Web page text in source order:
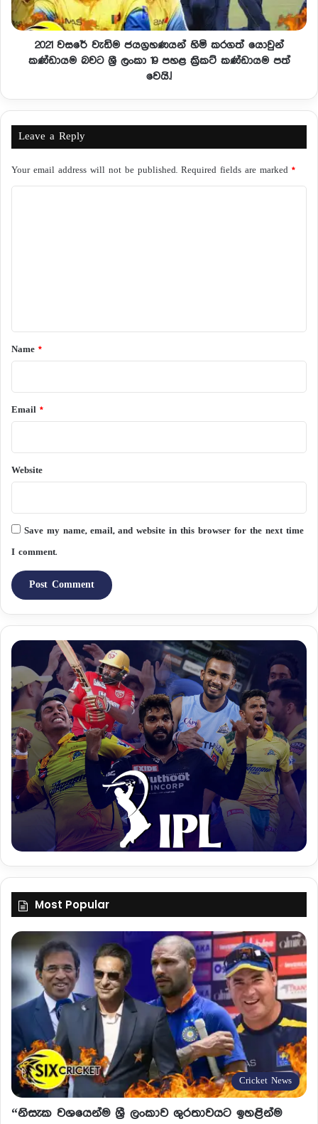
2021 වසරේ වැඩිම ජයග්‍රහණයන් හිමි කරගත් යොවුන්
කණ්ඩායම බවට ශ්‍රී ලංකා 19 පහළ ක්‍රිකට් කණ්ඩායම පත්
වෙයි.!
Leave a Reply
Your email address will not be published. Required fields are marked *
*Name *
Email *
Website
Save my name, email, and website in this browser for the next time
I comment.
Most Popular
Cricket News
“නිසැක වශයෙන්ම ශ්‍රී ලංකාව ශුරතාවයට ඉහළින්ම